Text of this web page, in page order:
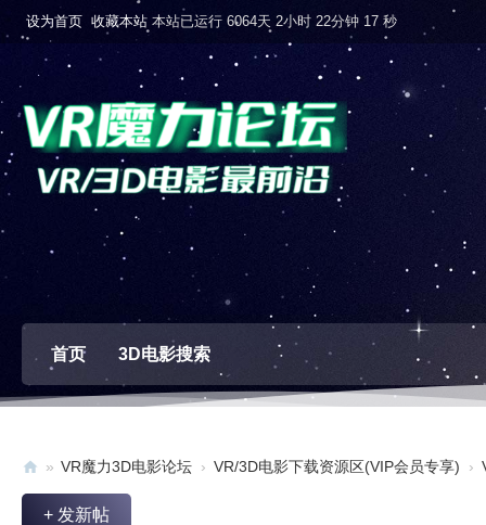
设为首页 收藏本站 本站已运行 6064天 2小时 22分钟 18 秒
首页 3D电影搜索
V
» VR魔力3D电影论坛 › VR/3D电影下载资源区(VIP会员专享) ›
+ 发新帖